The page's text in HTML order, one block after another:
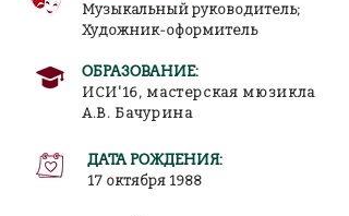
Музыкальный руководитель;
Художник-оформитель
ОБРАЗОВАНИЕ:
ИСИ'16, мастерская мюзикла
А.В. Бачурина
ДАТА РОЖДЕНИЯ:
17 октября 1988